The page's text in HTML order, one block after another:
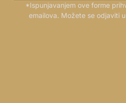
*Ispunjavanjem ove forme
emailova. Možete se odjaviti